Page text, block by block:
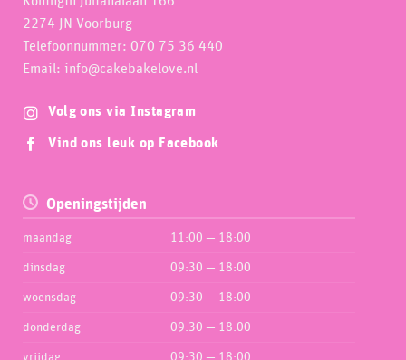
2274 JN Voorburg
Telefoonnummer: 070 75 36 440
Email: info@cakebakelove.nl
Volg ons via Instagram
Vind ons leuk op Facebook
Openingstijden
maandag 11:00 — 18:00
dinsdag 09:30 — 18:00
woensdag 09:30 — 18:00
donderdag 09:30 — 18:00